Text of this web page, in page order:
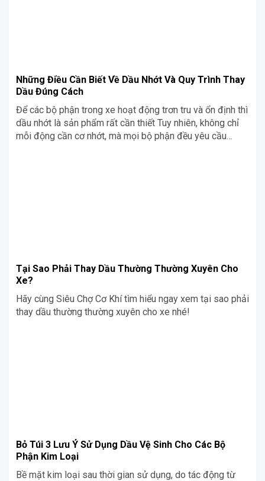
Những Điều Cần Biết Về Dầu Nhớt Và Quy Trình Thay
Dầu Đúng Cách
Để các bộ phận trong xe hoạt động trơn tru và ổn định thì
dầu nhớt là sản phẩm rất cần thiết Tuy nhiên, không chỉ
mỗi động cần cơ nhớt, mà mọi bộ phận đều yêu cầu
Tại Sao Phải Thay Dầu Thường Thường Xuyên Cho
Xe?
Hãy cùng Siêu Chợ Cơ Khí tìm hiểu ngay xem tại sao phải
thay dầu thường thường xuyên cho xe nhé!
Bỏ Túi 3 Lưu Ý Sử Dụng Dầu Vệ Sinh Cho Các Bộ
Phận Kim Loại
Bề mặt kim loại sau thời gian sử dụng, do tác động từ